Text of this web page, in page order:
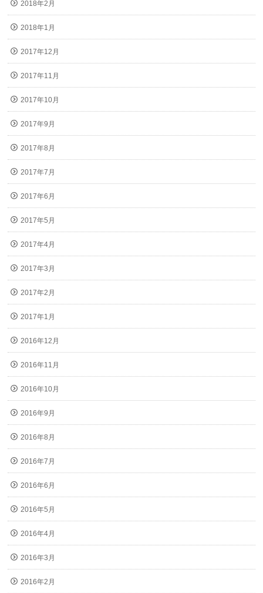
2018年2月
2018年1月
2017年12月
2017年11月
2017年10月
2017年9月
2017年8月
2017年7月
2017年6月
2017年5月
2017年4月
2017年3月
2017年2月
2017年1月
2016年12月
2016年11月
2016年10月
2016年9月
2016年8月
2016年7月
2016年6月
2016年5月
2016年4月
2016年3月
2016年2月